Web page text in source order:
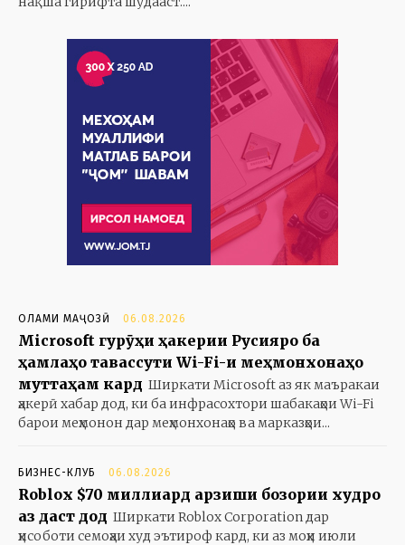
ОЛАМИ МАҶОЗӢ 06.08.2026
Microsoft гурӯҳи ҳакерии Русияро ба
ҳамлаҳо тавассути Wi-Fi-и меҳмонхонаҳо
муттаҳам кард Ширкати Microsoft аз як маъракаи
ҳакерӣ хабар дод, ки ба инфрасохтори шабакаҳои Wi-Fi
барои меҳмонон дар меҳмонхонаҳо ва марказҳои...
БИЗНЕС-КЛУБ 06.08.2026
Roblox $70 миллиард арзиши бозории худро
аз даст дод Ширкати Roblox Corporation дар
ҳисоботи семоҳаи худ эътироф кард, ки аз моҳи июли